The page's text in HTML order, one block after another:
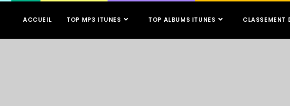
ACCUEIL TOP MP3 ITUNES TOP ALBUMS ITUNES CLASSEMENT